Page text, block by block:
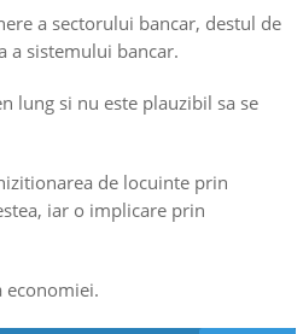
a sectorului bancar, destul de
a sistemului bancar.
lung si nu este plauzibil sa se
de locuinte prin
iar o implicare prin
economiei.